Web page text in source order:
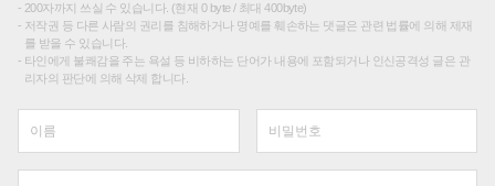
200자까지 쓰실 수 있습니다. (현재 0 byte / 최대 400byte)
저작권 등 다른 사람의 권리를 침해하거나 명예를 훼손하는 댓글은 관련 법률에 의해 제재
를 받을 수 있습니다.
타인에게 불쾌감을 주는 욕설 등 비하하는 단어가 내용에 포함되거나 인신공격성 글은 관
리자의 판단에 의해 삭제 합니다.